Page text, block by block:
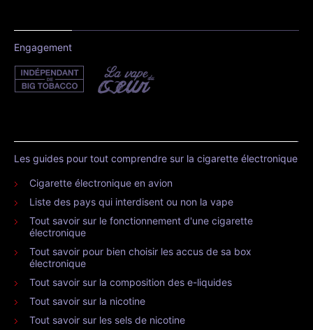
Engagement
Les guides pour tout comprendre sur la cigarette électronique
Cigarette électronique en avion
Liste des pays qui interdisent ou non la vape
Tout savoir sur le fonctionnement d'une cigarette
électronique
Tout savoir pour bien choisir les accus de sa box
électronique
Tout savoir sur la composition des e-liquides
Tout savoir sur la nicotine
Tout savoir sur les sels de nicotine